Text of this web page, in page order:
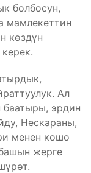
болбосун,
мамлекеттин
көздүн
Ал
эрдин
Нескараны,
менен кошо
жерге